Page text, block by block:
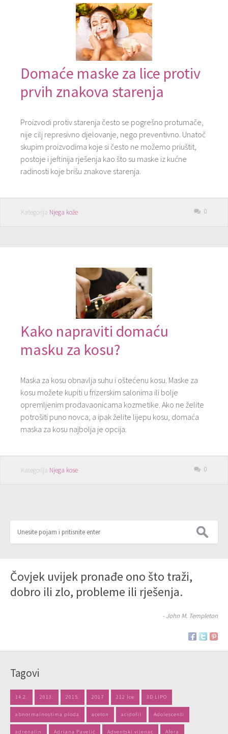
Domaće maske za lice protiv
prvih znakova starenja
Proizvodi protiv starenja često se pogrešno protumače,
nije cilj represivno djelovanje, nego preventivno. Unatoč
skupim proizvodima koje si često ne možemo priuštit,
postoje i jeftinija rješenja kao što su maske iz kućne
radinosti koje brišu znakove starenja.
Kategorija Njega kože 0
Kako napraviti domaću
masku za kosu?
Maska za kosu obnavlja suhu i oštećenu kosu. Maske za
kosu možete kupiti u frizerskim salonima ili bolje
opremljenim prodavaonicama kozmetike. Ako ne želite
potrošiti puno novca, a ipak želite lijepu kosu, domaća
maska za kosu najbolja je opcija.
Kategorija Njega kose 0
Čovjek uvijek pronađe ono što traži,
dobro ili zlo, probleme ili rješenja.
- John M. Templeton
Tagovi
14.2. 2013. 2015. 2017 212 Ice 3D LIPO
abnormalnostima ploda aceton acidofil Adolescenti
adrenalin Adriana Pavelić Adventski vijenac Afera